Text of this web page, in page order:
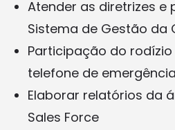
Atender as diretrizes e
Sistema de Gestão da
Participação do
telefone de emergência
Elaborar relatórios da
Sales Force